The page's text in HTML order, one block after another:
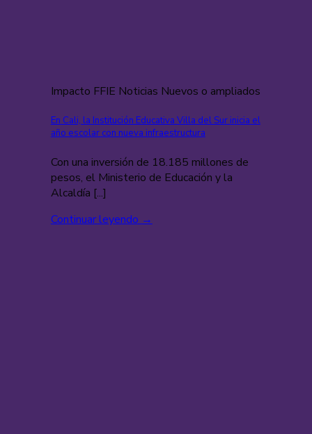
Impacto FFIE Noticias Nuevos o ampliados
En Cali, la Institución Educativa Villa del Sur inicia el
año escolar con nueva infraestructura
Con una inversión de 18.185 millones de
pesos, el Ministerio de Educación y la
Alcaldía [...]
Continuar leyendo →